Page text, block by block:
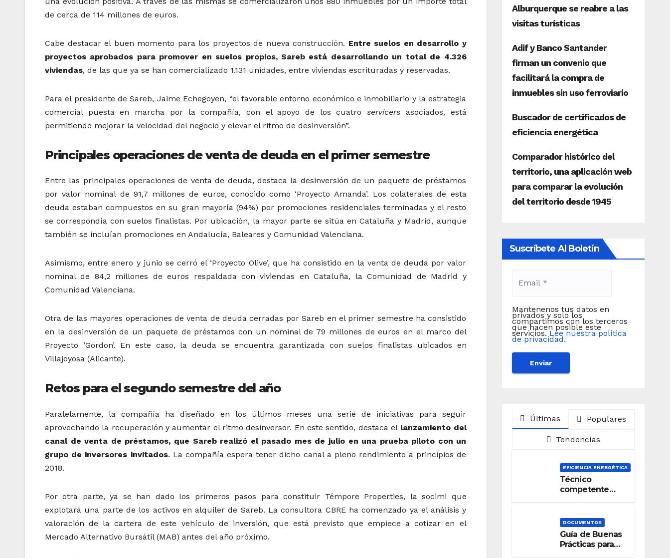
de cerca de 114 millones de euros.
Cabe destacar el buen momento para los proyectos de nueva construcción. Entre suelos en desarrollo y
proyectos aprobados para promover en suelos propios, Sareb está desarrollando un total de 4.326
viviendas, de las que ya se han comercializado 1.131 unidades, entre viviendas escrituradas y reservadas.
Para el presidente de Sareb, Jaime Echegoyen, “el favorable entorno económico e inmobiliario y la estrategia
comercial puesta en marcha por la compañía, con el apoyo de los cuatroservicers asociados, está
permitiendo mejorar la velocidad del negocio y elevar el ritmo de desinversión”.
Principales operaciones de venta de deuda en el primer semestre
Entre las principales operaciones de venta de deuda, destaca la desinversión de un paquete de préstamos
por valor nominal de 91,7 millones de euros, conocido como ‘Proyecto Amanda’. Los colaterales de esta
deuda estaban compuestos en su gran mayoría (94%) por promociones residenciales terminadas y el resto
se correspondía con suelos finalistas. Por ubicación, la mayor parte se sitúa en Cataluña y Madrid, aunque
también se incluían promociones en Andalucía, Baleares y Comunidad Valenciana.
Asimismo, entre enero y junio se cerró el ‘Proyecto Olive’, que ha consistido en la venta de deuda por valor
nominal de 84,2 millones de euros respaldada con viviendas en Cataluña, la Comunidad de Madrid y
Comunidad Valenciana.
Otra de las mayores operaciones de venta de deuda cerradas por Sareb en el primer semestre ha consistido
en la desinversión de un paquete de préstamos con un nominal de 79 millones de euros en el marco del
Proyecto ‘Gordon’. En este caso, la deuda se encuentra garantizada con suelos finalistas ubicados en
Villajoyosa (Alicante).
Retos para el segundo semestre del año
Paralelamente, la compañía ha diseñado en los últimos meses una serie de iniciativas para seguir
aprovechando la recuperación y aumentar el ritmo desinversor. En este sentido, destaca el lanzamiento del
canal de venta de préstamos, que Sareb realizó el pasado mes de julio en una prueba piloto con un
grupo de inversores invitados. La compañía espera tener dicho canal a pleno rendimiento a principios de
2018.
Por otra parte, ya se han dado los primeros pasos para constituir Témpore Properties, la socimi que
explotará una parte de los activos en alquiler de Sareb. La consultora CBRE ha comenzado ya el análisis y
valoración de la cartera de este vehículo de inversión, que está previsto que empiece a cotizar en el
Mercado Alternativo Bursátil (MAB) antes del año próximo.
Suscríbete Al Boletín
Mantenenos tus datos en
privados y solo los
compartimos con los terceros
que hacen posible este
servicios. Lee nuestra política
de privacidad.
Últimas Populares
Tendencias
EFICIENCIA ENERGÉTICA
Técnico
competente
la Eficiencia
Energética
DOCUMENTOS
Guía de Buenas
Prácticas para